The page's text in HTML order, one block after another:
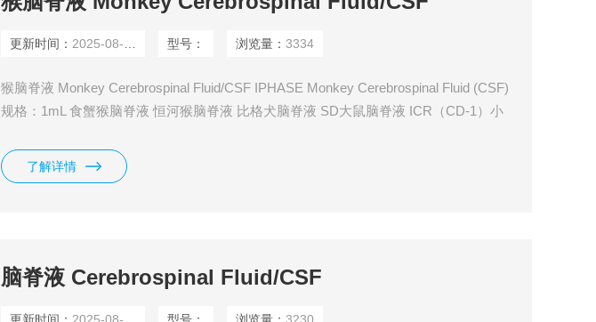
更新时间： 2025-08-10 型号： 浏览量：3334
猴脑脊液 Monkey Cerebrospinal Fluid/CSF IPHASE Monkey Cerebrospinal Fluid (CSF)
规格：1mL 食蟹猴脑脊液 恒河猴脑脊液 比格犬脑脊液 SD大鼠脑脊液 ICR（CD-1）小
了解详情
脑脊液 Cerebrospinal Fluid/CSF